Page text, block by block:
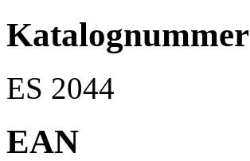
Katalognummer
ES 2044
EAN